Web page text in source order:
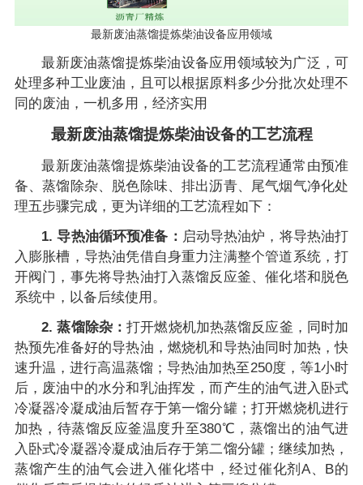
最新废油蒸馏提炼柴油设备应用领域
最新废油蒸馏提炼柴油设备应用领域较为广泛，可
处理多种工业废油，且可以根据原料多少分批次处理不
同的废油，一机多用，经济实用
最新废油蒸馏提炼柴油设备的工艺流程
最新废油蒸馏提炼柴油设备的工艺流程通常由预准
备、蒸馏除杂、脱色除味、排出沥青、尾气烟气净化处
理五步骤完成，更为详细的工艺流程如下：
1. 导热油循环预准备： 启动导热油炉，将导热油打
入膨胀槽，导热油凭借自身重力注满整个管道系统，打
开阀门，事先将导热油打入蒸馏反应釜、催化塔和脱色
系统中，以备后续使用。
2. 蒸馏除杂：打开燃烧机加热蒸馏反应釜，同时加
热预先准备好的导热油，燃烧机和导热油同时加热，快
速升温，进行高温蒸馏；导热油加热至250度，等1小时
后，废油中的水分和乳油挥发，而产生的油气进入卧式
冷凝器冷凝成油后暂存于第一馏分罐；打开燃烧机进行
加热，待蒸馏反应釜温度升至380℃，蒸馏出的油气进
入卧式冷凝器冷凝成油后存于第二馏分罐；继续加热，
蒸馏产生的油气会进入催化塔中，经过催化剂A、B的